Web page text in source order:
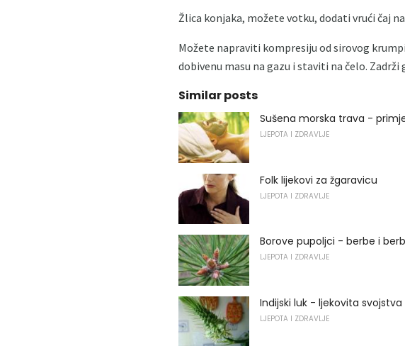
Žlica konjaka, možete votku, dodati vrući čaj
Možete napraviti kompresiju od sirovog
dobivenu masu na gazu i staviti na čelo. Zadrži
Similar posts
Sušena morska trava -
LJEPOTA I ZDRAVLJE
Folk lijekovi za žgaravicu
LJEPOTA I ZDRAVLJE
Borove pupoljci - berbe i
LJEPOTA I ZDRAVLJE
Indijski luk - ljekovita svojstva
LJEPOTA I ZDRAVLJE